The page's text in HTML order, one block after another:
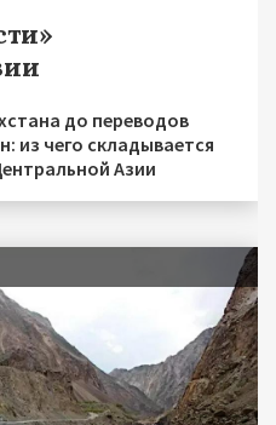
до переводов
из чего складывается
Азии